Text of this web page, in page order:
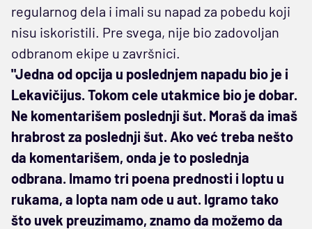
regularnog dela i imali su napad za pobedu koji
nisu iskoristili. Pre svega, nije bio zadovoljan
odbranom ekipe u završnici.
"Jedna od opcija u poslednjem napadu bio je i
Lekavičijus. Tokom cele utakmice bio je dobar.
Ne komentarišem poslednji šut. Moraš da imaš
hrabrost za poslednji šut. Ako već treba nešto
da komentarišem, onda je to poslednja
odbrana. Imamo tri poena prednosti i loptu u
rukama, a lopta nam ode u aut. Igramo tako
što uvek preuzimamo, znamo da možemo da